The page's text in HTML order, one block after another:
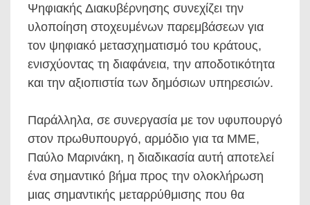
Ψηφιακής Διακυβέρνησης συνεχίζει την
υλοποίηση στοχευμένων παρεμβάσεων για
τον ψηφιακό μετασχηματισμό του κράτους,
ενισχύοντας τη διαφάνεια, την αποδοτικότητα
και την αξιοπιστία των δημόσιων υπηρεσιών.
Παράλληλα, σε συνεργασία με τον υφυπουργό
στον πρωθυπουργό, αρμόδιο για τα ΜΜΕ,
Παύλο Μαρινάκη, η διαδικασία αυτή αποτελεί
ένα σημαντικό βήμα προς την ολοκλήρωση
μιας σημαντικής μεταρρύθμισης που θα